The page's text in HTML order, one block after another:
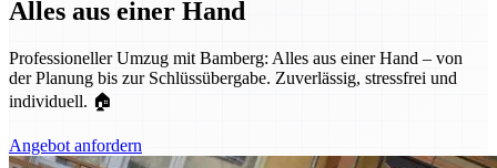
Alles aus einer Hand
Professioneller Umzug mit Bamberg: Alles aus einer Hand – von
der Planung bis zur Schlüssübergabe. Zuverlässig, stressfrei und
individuell. 🏠
Angebot anfordern